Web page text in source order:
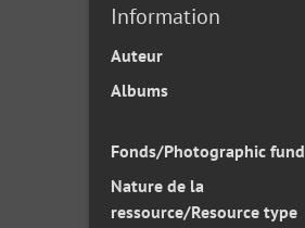
Information
Auteur
Albums
Fonds/Photographic fund
Nature de la
ressource/Resource type